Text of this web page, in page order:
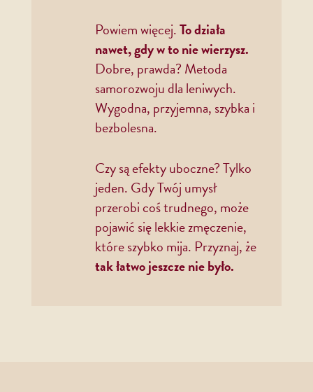
Powiem więcej.To działa
nawet, gdy w to nie wierzysz.
Dobre, prawda? Metoda
samorozwoju dla leniwych.
Wygodna, przyjemna, szybka i
bezbolesna.
Czy są efekty uboczne? Tylko
jeden. Gdy Twój umysł
przerobi coś trudnego, może
pojawić się lekkie zmęczenie,
które szybko mija. Przyznaj, że
tak łatwo jeszcze nie było.